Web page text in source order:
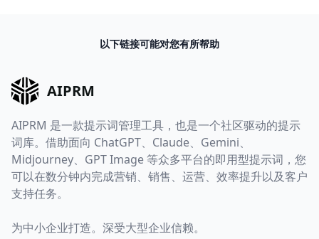
以下链接可能对您有所帮助
AIPRM
AIPRM 是一款提示词管理工具，也是一个社区驱动的提示
词库。借助面向 ChatGPT、Claude、Gemini、
Midjourney、GPT Image 等众多平台的即用型提示词，您
可以在数分钟内完成营销、销售、运营、效率提升以及客户
支持任务。
为中小企业打造。深受大型企业信赖。